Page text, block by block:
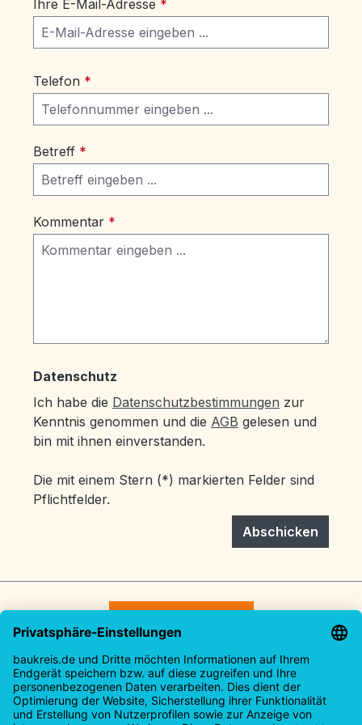
Ihre E-Mail-Adresse *
Telefon *
Betreff *
Kommentar *
Datenschutz
Ich habe die Datenschutzbestimmungen zur
Kenntnis genommen und die AGB gelesen und
bin mit ihnen einverstanden.
Die mit einem Stern (*) markierten Felder sind
Pflichtfelder.
Abschicken
Service-Hotline
Rechtliches